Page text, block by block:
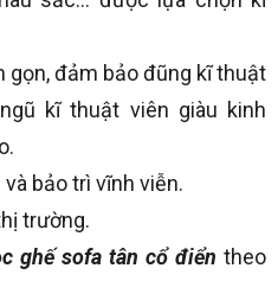
gọn, đảm bảo đũng kĩ thuật
kĩ thuật viên giàu kinh
bảo trì vĩnh viễn.
trường.
ghế sofa tân cổ điển theo